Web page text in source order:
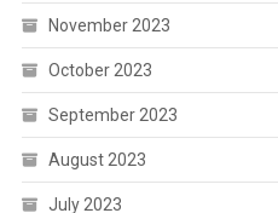
November 2023
October 2023
September 2023
August 2023
July 2023